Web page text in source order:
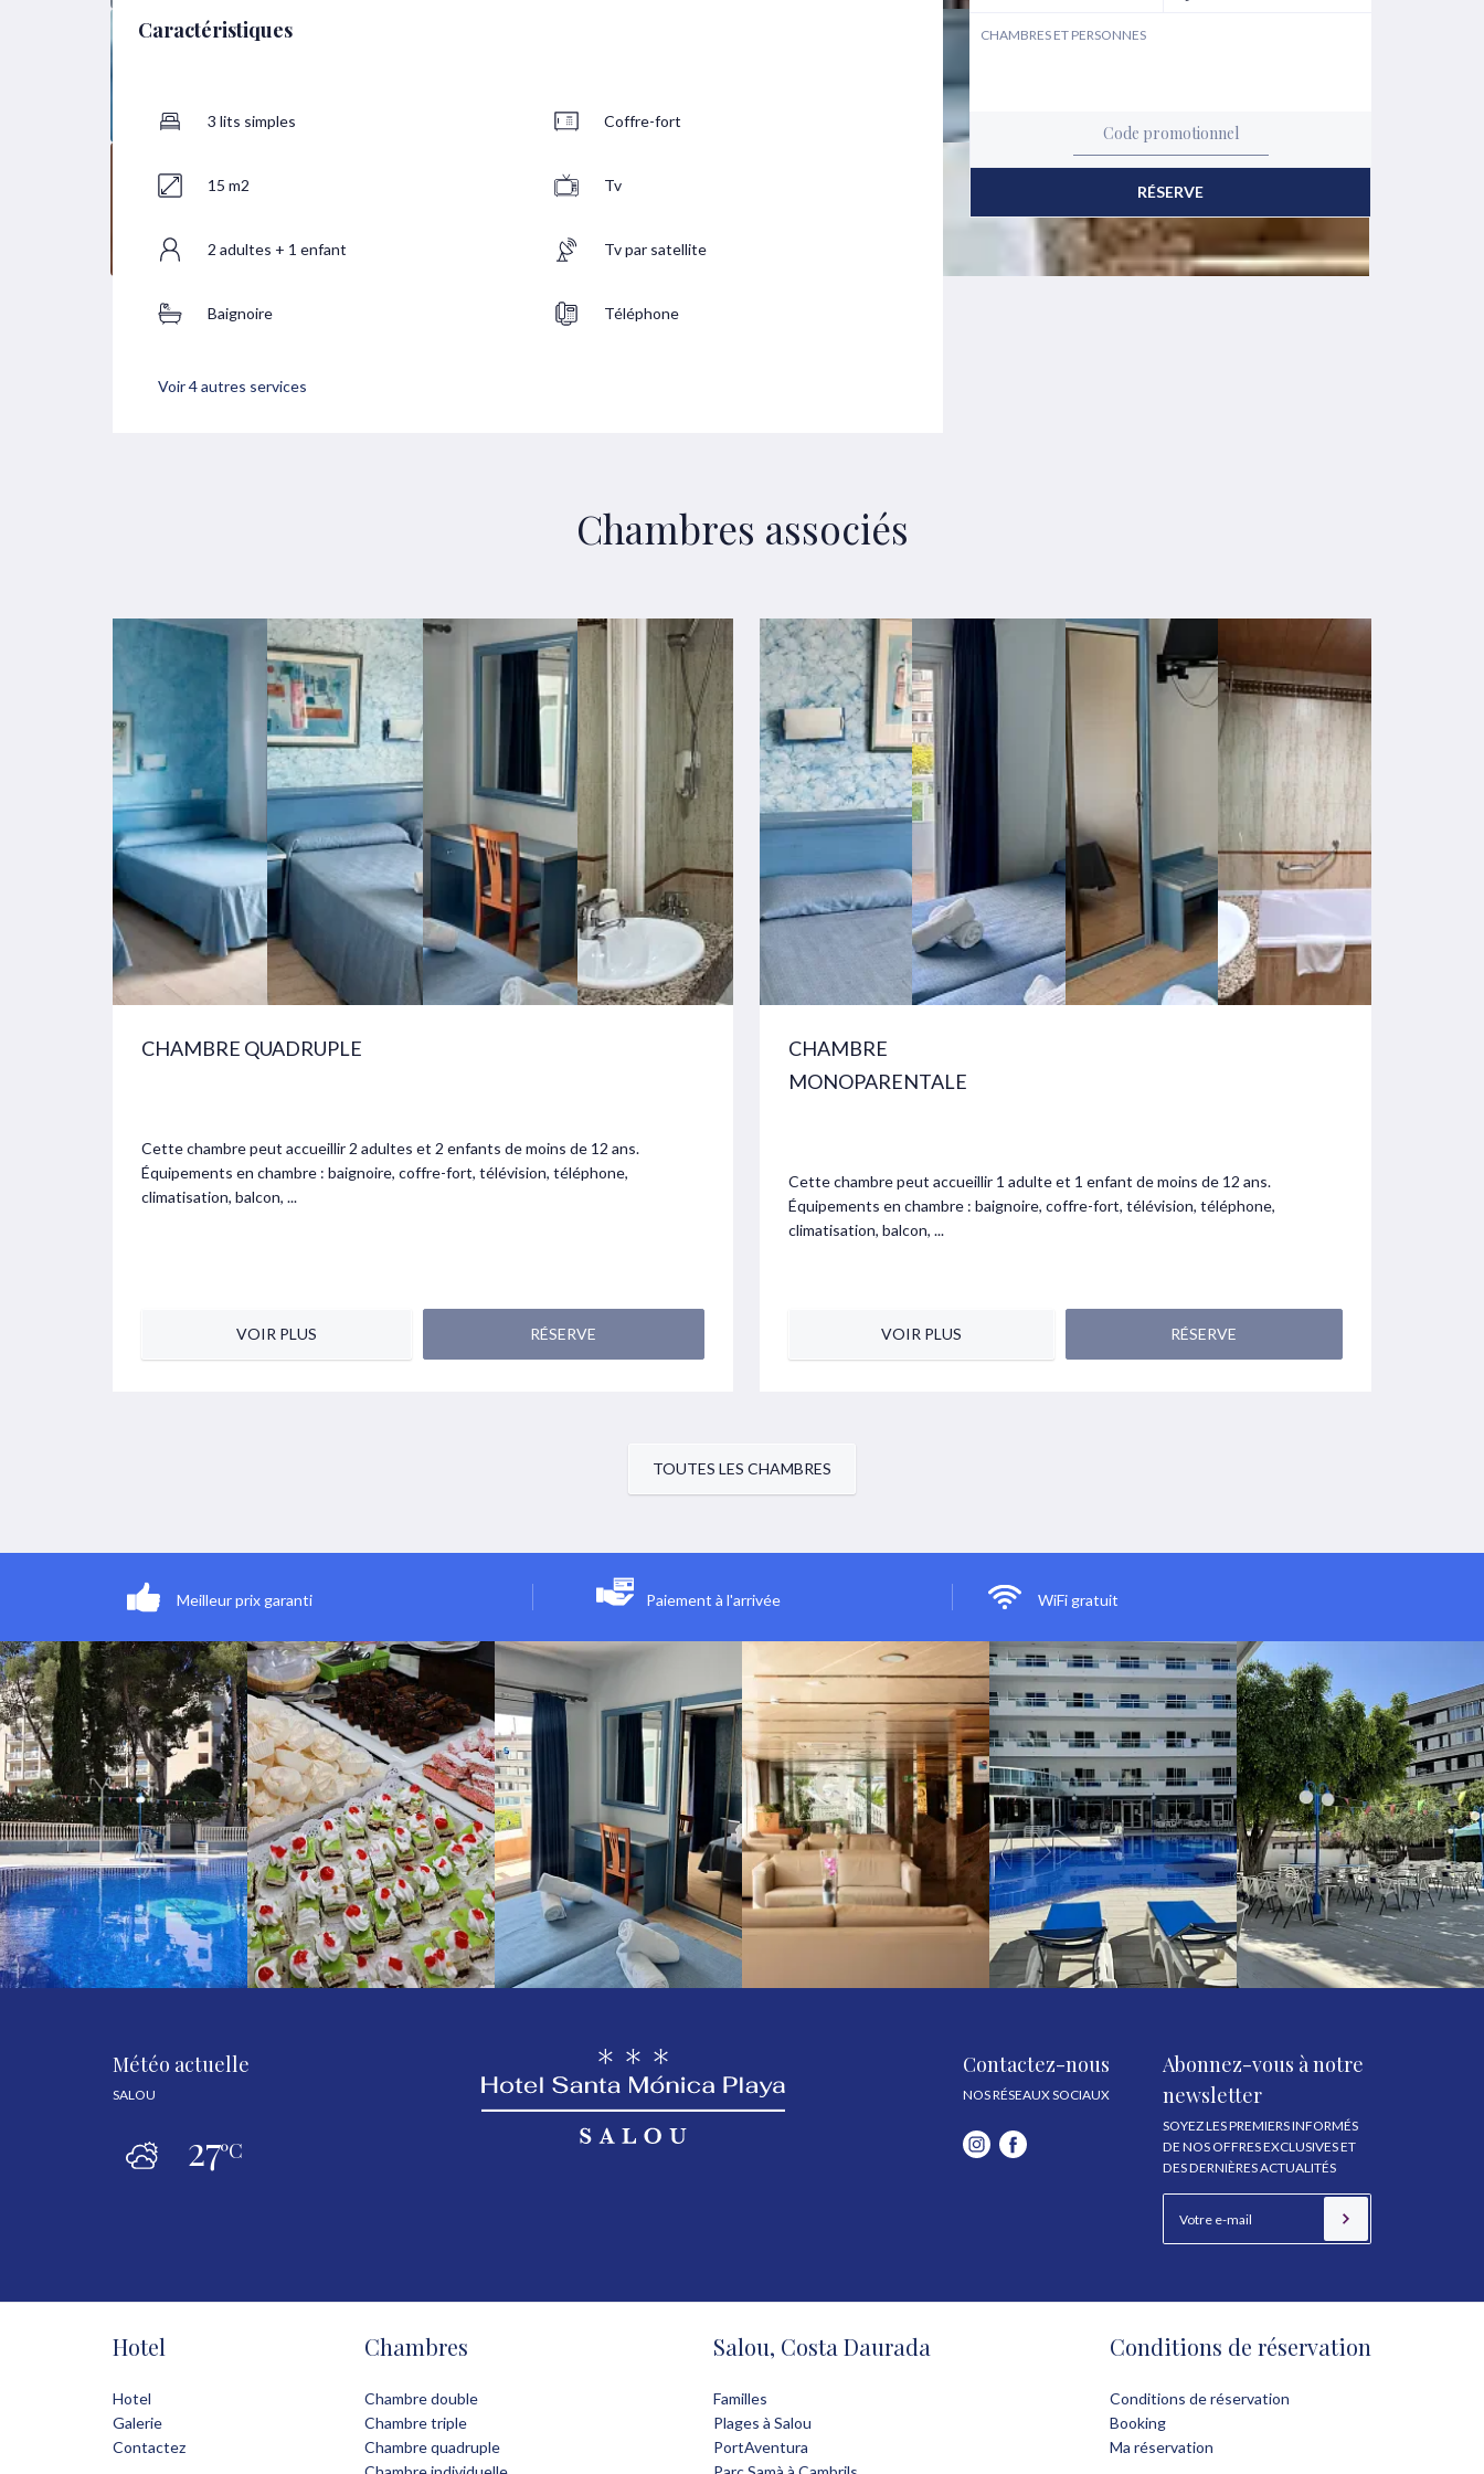
CHAMBRES ET PERSONNES
RÉSERVE
Caractéristiques
3 lits simples
15 m2
2 adultes + 1 enfant
Baignoire
Coffre-fort
Tv
Tv par satellite
Téléphone
Voir 4 autres services
Chambres associés
CHAMBRE QUADRUPLE
Cette chambre peut accueillir 2 adultes et 2 enfants de moins de 12 ans.
Équipements en chambre : baignoire, coffre-fort, télévision, téléphone,
climatisation, balcon, ...
VOIR PLUS RÉSERVE
CHAMBRE
MONOPARENTALE
Cette chambre peut accueillir 1 adulte et 1 enfant de moins de 12 ans.
Équipements en chambre : baignoire, coffre-fort, télévision, téléphone,
climatisation, balcon, ...
VOIR PLUS RÉSERVE
TOUTES LES CHAMBRES
Meilleur prix garanti Paiement à l'arrivée WiFi gratuit
Météo actuelle
SALOU
27ºC
Contactez-nous
NOS RÉSEAUX SOCIAUX
Abonnez-vous à notre
newsletter
SOYEZ LES PREMIERS INFORMÉS
DE NOS OFFRES EXCLUSIVES ET
DES DERNIÈRES ACTUALITÉS
Hotel
Hotel
Galerie
Contactez
Chambres
Chambre double
Chambre triple
Chambre quadruple
Salou, Costa Daurada
Familles
Plages à Salou
PortAventura
Conditions de réservation
Conditions de réservation
Booking
Ma réservation